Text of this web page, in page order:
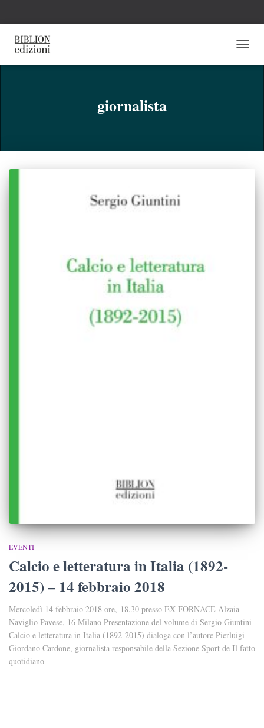
giornalista
EVENTI
Calcio e letteratura in Italia (1892-
2015) – 14 febbraio 2018
Mercoledì 14 febbraio 2018 ore, 18.30 presso EX FORNACE Alzaia
Naviglio Pavese, 16 Milano Presentazione del volume di Sergio Giuntini
Calcio e letteratura in Italia (1892-2015) dialoga con l’autore Pierluigi
Giordano Cardone, giornalista responsabile della Sezione Sport de Il fatto
quotidiano